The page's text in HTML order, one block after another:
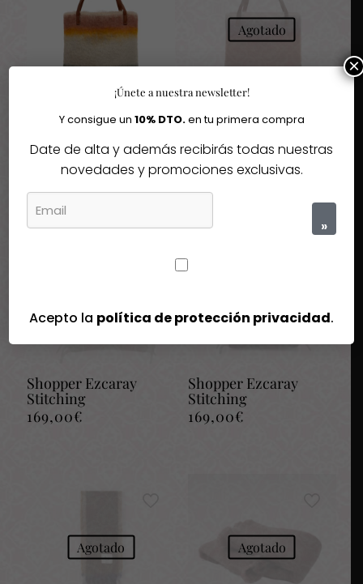
Shopper Matisse
Ezcaray
169,00€
Agotado
Shopper Matisse
Ezcaray
169,00 €
Shopper Ezcaray
Stitching
169,00€
Shopper Ezcaray
Stitching
169,00€
Agotado Agotado
¡Únete a nuestra newsletter!
Y consigue un 10% DTO.en tu primera compra
Date de alta y además recibirás todas nuestras
novedades y promociones exclusivas.
»
Acepto la política de protección privacidad.
×